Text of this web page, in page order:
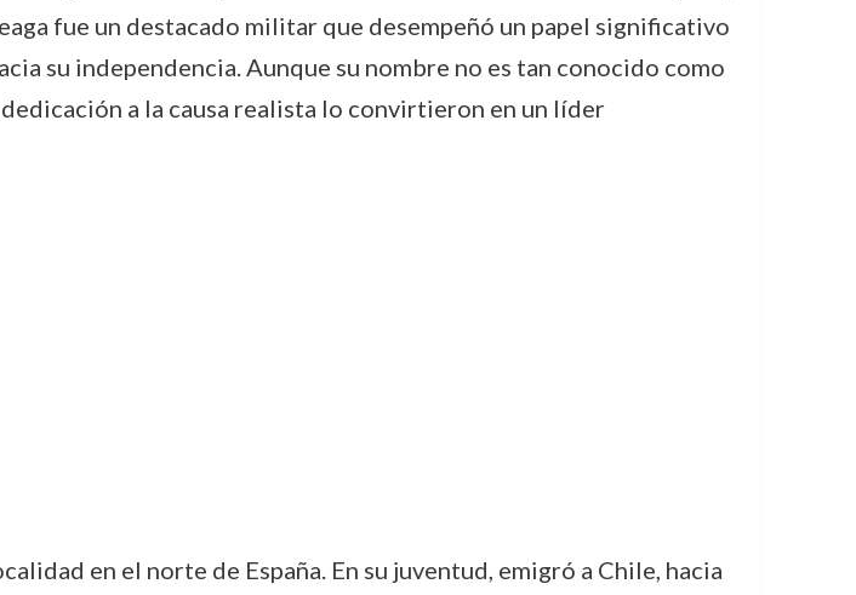
fue un destacado militar que desempeñó un papel significativo
su independencia. Aunque su nombre no es tan conocido como
a la causa realista lo convirtieron en un líder
en el norte de España. En su juventud, emigró a Chile, hacia